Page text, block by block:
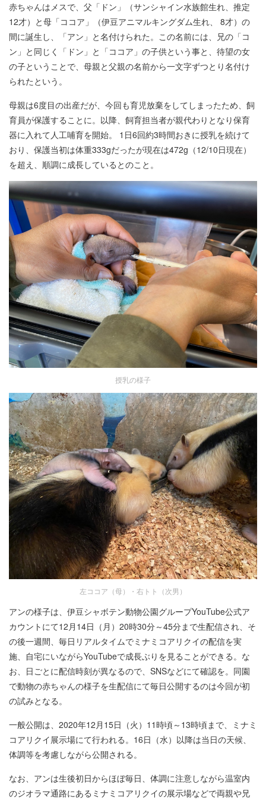
赤ちゃんはメスで、父「ドン」（サンシャイン水族館生れ、推定
12才）と母「ココア」（伊豆アニマルキングダム生れ、 8才）の
間に誕生し、「アン」と名付けられた。この名前には、兄の「コ
ン」と同じく「ドン」と「ココア」の子供という事と、待望の女
の子ということで、母親と父親の名前から一文字ずつとり名付け
られたという。
母親は6度目の出産だが、今回も育児放棄をしてしまったため、飼
育員が保護することに。以降、飼育担当者が親代わりとなり保育
器に入れて人工哺育を開始。 1日6回約3時間おきに授乳を続けて
おり、保護当初は体重333gだったが現在は472g（12/10日現在）
を超え、順調に成長しているとのこと。
授乳の様子
左ココア（母）・右トト（次男）
アンの様子は、伊豆シャボテン動物公園グループYouTube公式ア
カウントにて12月14日（月）20時30分～45分まで生配信され、そ
の後一週間、毎日リアルタイムでミナミコアリクイの配信を実
施、自宅にいながらYouTubeで成長ぶりを見ることができる。な
お、日ごとに配信時刻が異なるので、SNSなどにて確認を。同園
で動物の赤ちゃんの様子を生配信にて毎日公開するのは今回が初
の試みとなる。
一般公開は、2020年12月15日（火）11時頃～13時頃まで、ミナミ
コアリクイ展示場にて行われる。16日（水）以降は当日の天候、
体調等を考慮しながら公開される。
なお、アンは生後初日からほぼ毎日、体調に注意しながら温室内
のジオラマ通路にあるミナミコアリクイの展示場などで両親や兄